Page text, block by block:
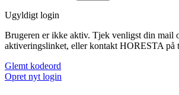
Ugyldigt login
Brugeren er ikke aktiv. Tjek venligst din mail
aktiveringslinket, eller kontakt HORESTA på
Glemt kodeord
Opret nyt login